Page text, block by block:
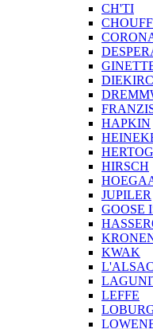
CH'TI
HAPKIN
HIRSCH
JUPILER
GOOSE
KWAK
LEFFE